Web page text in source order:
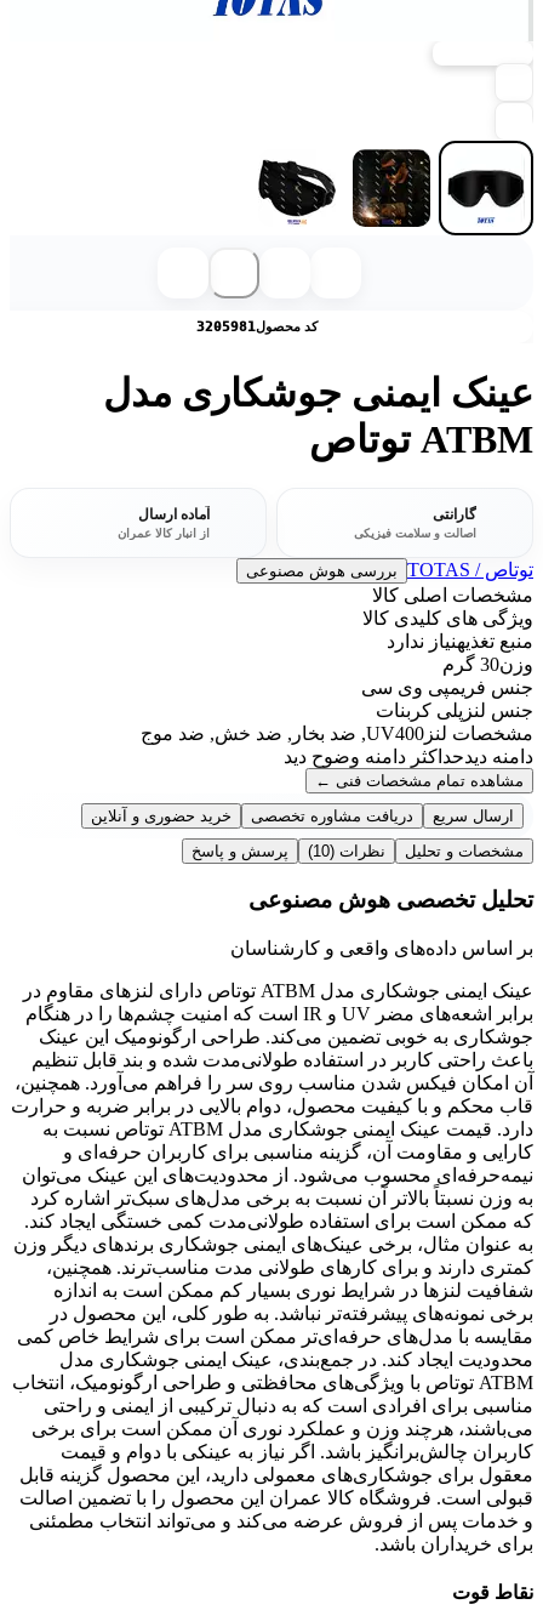
کد محصول3205981
عینک ایمنی جوشکاری مدل
ATBM توتاص
گارانتی
اصالت و سلامت فیزیکی
آماده ارسال
از انبار کالا عمران
توتاص / TOTAS بررسی هوش مصنوعی
مشخصات اصلی کالا
ویژگی های کلیدی کالا
منبع تغذیهنیاز ندارد
وزن30 گرم
جنس فریمپی وی سی
جنس لنز پلی کربنات
مشخصات لنز UV400, ضد بخار, ضد خش, ضد موج
دامنه دیدحداکثر دامنه وضوح دید
مشاهده تمام مشخصات فنی ←
ارسال سریع
دریافت مشاوره تخصصی
خرید حضوری و آنلاین
مشخصات و تحلیل
نظرات (10) پرسش و پاسخ
تحلیل تخصصی هوش مصنوعی
بر اساس داده‌های واقعی و کارشناسان
عینک ایمنی جوشکاری مدل ATBM توتاص دارای لنزهای مقاوم در
برابر اشعه‌های مضر UV و IR است که امنیت چشم‌ها را در هنگام
جوشکاری به خوبی تضمین می‌کند. طراحی ارگونومیک این عینک
باعث راحتی کاربر در استفاده طولانی‌مدت شده و بند قابل تنظیم
آن امکان فیکس شدن مناسب روی سر را فراهم می‌آورد. همچنین،
قاب محکم و با کیفیت محصول، دوام بالایی در برابر ضربه و حرارت
دارد. قیمت عینک ایمنی جوشکاری مدل ATBM توتاص نسبت به
کارایی و مقاومت آن، گزینه مناسبی برای کاربران حرفه‌ای و
نیمه‌حرفه‌ای محسوب می‌شود. از محدودیت‌های این عینک می‌توان
به وزن نسبتاً بالاتر آن نسبت به برخی مدل‌های سبک‌تر اشاره کرد
که ممکن است برای استفاده طولانی‌مدت کمی خستگی ایجاد کند.
به عنوان مثال، برخی عینک‌های ایمنی جوشکاری برندهای دیگر وزن
کمتری دارند و برای کارهای طولانی مدت مناسب‌ترند. همچنین،
شفافیت لنزها در شرایط نوری بسیار کم ممکن است به اندازه
برخی نمونه‌های پیشرفته‌تر نباشد. به طور کلی، این محصول در
مقایسه با مدل‌های حرفه‌ای‌تر ممکن است برای شرایط خاص کمی
محدودیت ایجاد کند. در جمع‌بندی، عینک ایمنی جوشکاری مدل
ATBM توتاص با ویژگی‌های محافظتی و طراحی ارگونومیک، انتخاب
مناسبی برای افرادی است که به دنبال ترکیبی از ایمنی و راحتی
می‌باشند، هرچند وزن و عملکرد نوری آن ممکن است برای برخی
کاربران چالش‌برانگیز باشد. اگر نیاز به عینکی با دوام و قیمت
معقول برای جوشکاری‌های معمولی دارید، این محصول گزینه قابل
قبولی است. فروشگاه کالا عمران این محصول را با تضمین اصالت
و خدمات پس از فروش عرضه می‌کند و می‌تواند انتخاب مطمئنی
برای خریداران باشد.
نقاط قوت